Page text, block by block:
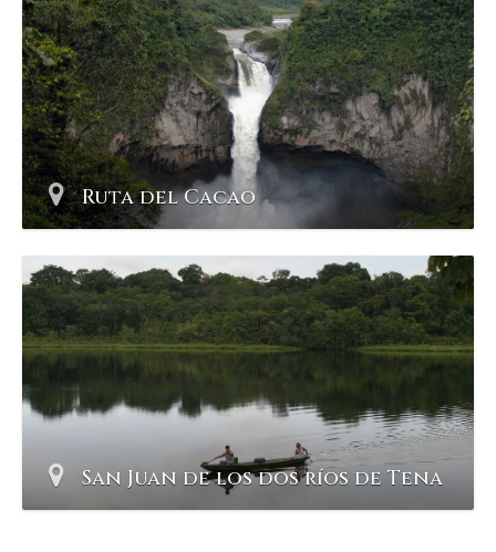
Ruta del Cacao
San Juan de los dos ríos de Tena